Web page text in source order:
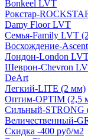
Bonkeel LVT
Рокстар-
Damy Floor LVT
Семья-Family LVT
Восхождение-
Лондон-London
Шеврон-Chevron
DeArt
Легкий-LITE (2 мм)
Оптим-OPTIM (2,5
Сильный-STRONG
Величественный-
Скидка -400 руб/м2